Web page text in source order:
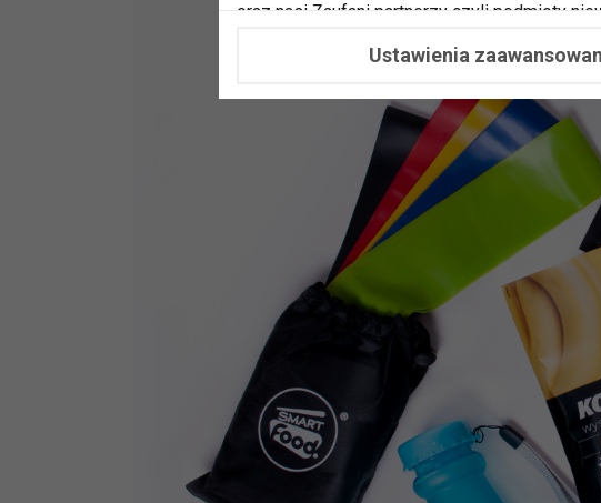
oraz nasi Zaufani partnerzy czyli podmioty
potrzeb i zainteresowań.
Dlaczego chcemy przetwarzać Twoje dane?
Przetwarzamy te dane w celach, aby:
dopasować treści stron i ich tematykę, w tym
przeprowadzania konkursów z nagrodami,
zapewnić Ci większe bezpieczeństwo usług,
pokazywać Ci reklamy dopasowane do
dokonywać pomiarów, które pozwalają nam
potrzebom
Komu możemy przekazać dane?
Zgodnie z obowiązującym prawem Twoje
np. agencjom marketingowym,
obowiązującego prawa np. sądy lub organy
prawną. Pragniemy też wspomnieć, że na
Zaufanych parterów.
Ustawienia